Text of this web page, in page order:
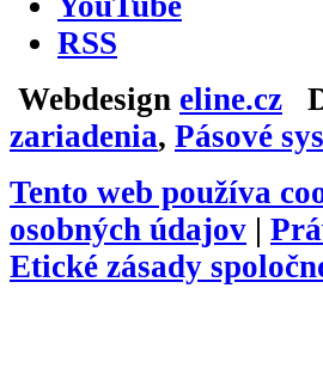
RSS
Webdesign eline.cz
zariadenia, Pásové
Tento web používa
osobných údajov |
Etické zásady